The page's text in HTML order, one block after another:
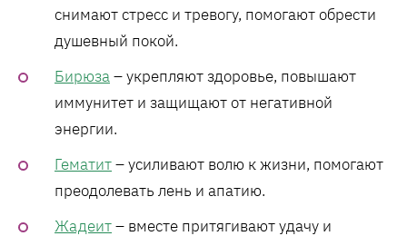
снимают стресс и тревогу, помогают обрести
душевный покой.
Бирюза– укрепляют здоровье, повышают
иммунитет и защищают от негативной
энергии.
Гематит– усиливают волю к жизни, помогают
преодолевать лень и апатию.
Жадеит– вместе притягивают удачу и